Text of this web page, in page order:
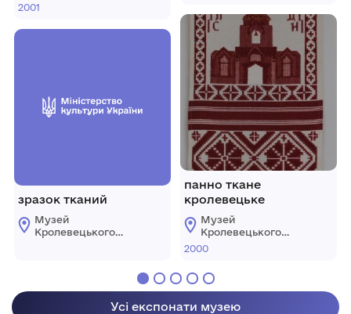
ткацтва
міської ради
2001
зразок тканий
Музей
Кролевецького
міської ради
панно ткане
кролевецьке
Музей
Кролевецького
ткацтва
2000
Усі експонати музею